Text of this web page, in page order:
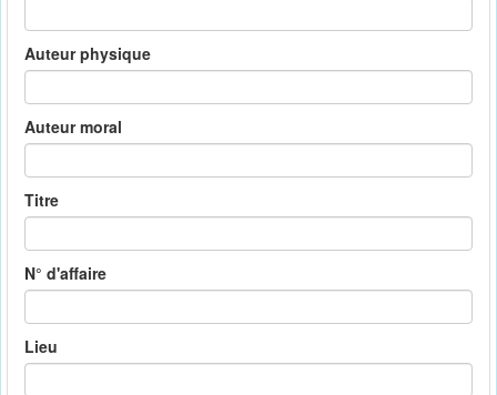
Auteur physique
Auteur moral
Titre
N° d'affaire
Lieu